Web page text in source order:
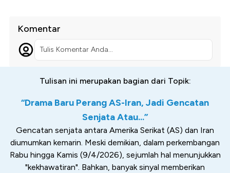
Komentar
Tulis Komentar Anda...
Tulisan ini merupakan bagian dari Topik:
“Drama Baru Perang AS-Iran, Jadi Gencatan
Senjata Atau...”
Gencatan senjata antara Amerika Serikat (AS) dan Iran
diumumkan kemarin. Meski demikian, dalam perkembangan
Rabu hingga Kamis (9/4/2026), sejumlah hal menunjukkan
"kekhawatiran". Bahkan, banyak sinyal memberikan